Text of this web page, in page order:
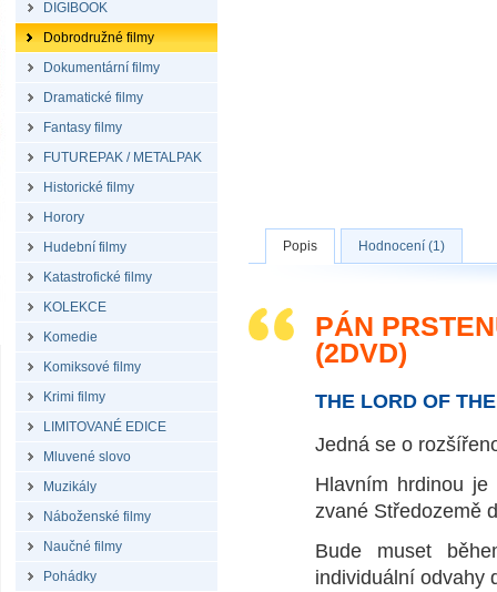
DIGIBOOK
Dobrodružné filmy
Dokumentární filmy
Dramatické filmy
Fantasy filmy
FUTUREPAK / METALPAK
Historické filmy
Horory
Hudební filmy
Katastrofické filmy
KOLEKCE
Komedie
Komiksové filmy
Krimi filmy
LIMITOVANÉ EDICE
Mluvené slovo
Muzikály
Náboženské filmy
Naučné filmy
Pohádky
Popis Hodnocení (1)
PÁN
(2DVD)
THE LORD OF
Jedná se o
Hlavním hrdinou
zvané Středozemě
Bude muset
individuální odvahy